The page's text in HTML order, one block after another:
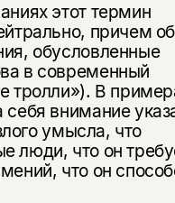
этот термин
причем
обусловленные
в современный
тролли»). В
внимание
умысла, что
люди, что он
что он